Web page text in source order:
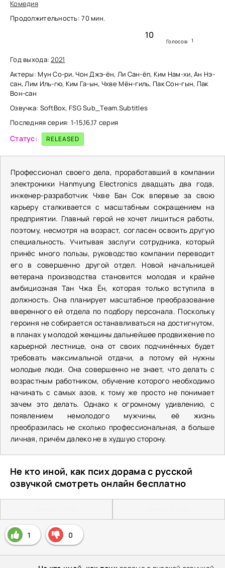
Комедия
Продолжительность: 70 мин.
10
Голосов: 1
Год выхода:2021
Актеры: Мун Со-ри, Чон Джэ-ён, Ли Сан-ёп, Ким Нам-хи, Ан Нэ-
сан, Лим Иль-гю, Ким Га-ын, Чхве Мён-гиль, Пак Сон-гын, Пак
Вон-сан
Озвучка: SoftBox, FSG Sub_Team.Subtitles
Последняя серия: 1-15,16,17 серия
Статус: RELEASED
Профессионал своего дела, проработавший в компании
электроники Hanmyung Electronics двадцать два года,
инженер-разработчик Чхве Бан Сок впервые за свою
карьеру сталкивается с масштабным сокращением на
предприятии. Главный герой не хочет лишиться работы,
поэтому, несмотря на возраст, согласен освоить другую
специальность. Учитывая заслуги сотрудника, который
принёс много пользы, руководство компании переводит
его в совершенно другой отдел. Новой начальницей
ветерана производства становится молодая и крайне
амбициозная Тан Чжа Ён, которая только вступила в
должность. Она планирует масштабное преобразование
вверенного ей отдела по подбору персонала. Поскольку
героиня не собирается останавливаться на достигнутом,
в планах у молодой женщины дальнейшее продвижение по
карьерной лестнице, она от своих подчинённых будет
требовать максимальной отдачи, а потому ей нужны
молодые люди. Она совершенно не знает, что делать с
возрастным работником, обучение которого необходимо
начинать с самых азов, к тому же просто не понимает
зачем это делать. Однако к огромному удивлению, с
появлением немолодого мужчины, её жизнь
преобразилась не сколько профессиональная, а больше
личная, причём далеко не в худшую сторону.
Не кто иной, как псих дорама с русской
озвучкой смотреть онлайн бесплатно
1 0